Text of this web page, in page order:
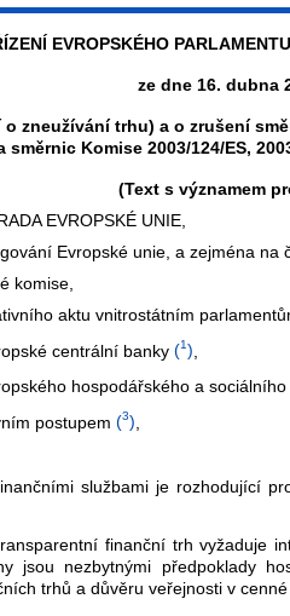
EVROPSKÉHO
ze dne 16. dubna
zneužívání trhu) a o zrušení
směrnic Komise 2003/124/ES,
(Text s významem
EVROPSKÉ UNIE,
Evropské unie, a zejména na
komise,
aktu vnitrostátním
centrální banky (1)
hospodářského a
postupem (3)
službami je rozhodující
finanční trh vyžaduje
jsou nezbytnými předpoklady
trhů a důvěru veřejnosti v
škody